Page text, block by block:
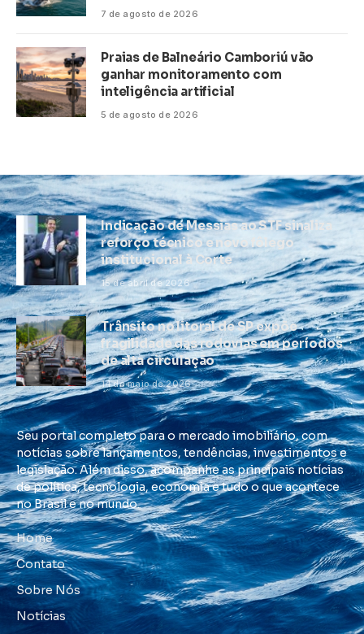
7 de agosto de 2026
Praias de Balneário Camboriú vão
ganhar monitoramento com
inteligência artificial
5 de agosto de 2026
Indicação de Messias ao STF sinaliza
reforço técnico e novo fôlego
institucional à Corte
15 de abril de 2026
Trânsito no litoral de SP expõe
fragilidade das rodovias em períodos
de alta circulação
14 de maio de 2026
Seu portal completo para o mercado imobiliário, com
notícias sobre lançamentos, tendências, investimentos e
legislação. Além disso, acompanhe as principais notícias
de política, tecnologia, economia e tudo o que acontece
no Brasil e no mundo.
Home
Contato
Sobre Nós
Notícias